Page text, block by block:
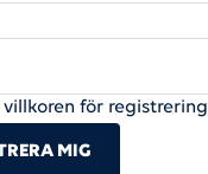
för registrering
MIG